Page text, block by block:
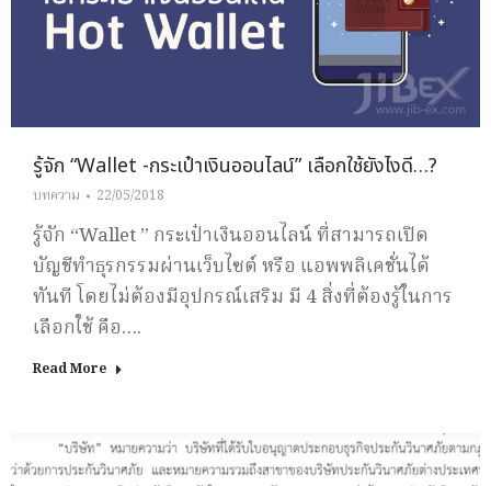
รู้จัก “Wallet -กระเป๋าเงินออนไลน์” เลือกใช้ยังไงดี…?
บทความ 22/05/2018
รู้จัก “Wallet ” กระเป๋าเงินออนไลน์ ที่สามารถเปิด
บัญชีทำธุรกรรมผ่านเว็บไซต์ หรือ แอพพลิเคชั่นได้
ทันที โดยไม่ต้องมีอุปกรณ์เสริม มี 4 สิ่งที่ต้องรู้ในการ
เลือกใช้ คือ….
Read More